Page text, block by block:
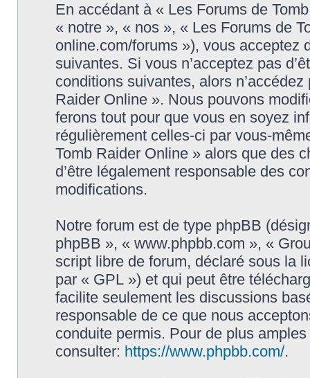
En accédant à « Les Forums de
« notre », « nos », « Les Forums de
online.com/forums »), vous acceptez
suivantes. Si vous n’acceptez pas
conditions suivantes, alors
Raider Online ». Nous pouvons
ferons tout pour que vous en soyez
régulièrement celles-ci par vous-
Tomb Raider Online » alors que des
d’être légalement responsable des
modifications.
Notre forum est de type phpBB
phpBB », « www.phpbb.com », «
script libre de forum, déclaré sous la
par « GPL ») et qui peut être
facilite seulement les discussions
responsable de ce que nous
conduite permis. Pour de plus
consulter: https://www.phpbb.com/.